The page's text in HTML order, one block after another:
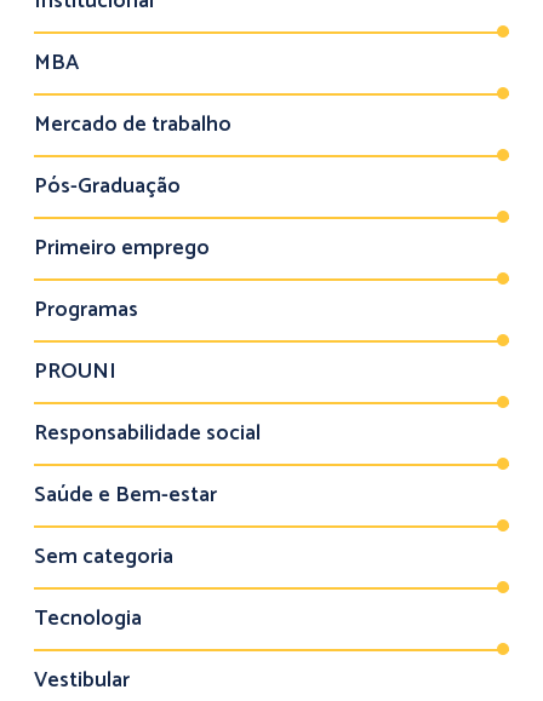
MBA
Mercado de trabalho
Pós-Graduação
Primeiro emprego
Programas
PROUNI
Responsabilidade social
Saúde e Bem-estar
Sem categoria
Tecnologia
Vestibular